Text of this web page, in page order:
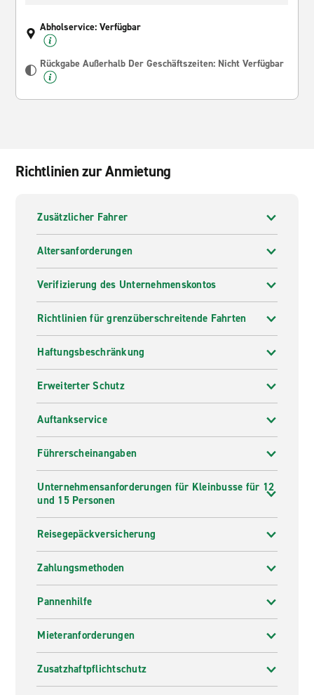
Abholservice: Verfügbar
Rückgabe Außerhalb Der Geschäftszeiten: Nicht Verfügbar
Richtlinien zur Anmietung
Zusätzlicher Fahrer
Altersanforderungen
Verifizierung des Unternehmenskontos
Richtlinien für grenzüberschreitende Fahrten
Haftungsbeschränkung
Erweiterter Schutz
Auftankservice
Führerscheinangaben
Unternehmensanforderungen für Kleinbusse für 12
und 15 Personen
Reisegepäckversicherung
Zahlungsmethoden
Pannenhilfe
Mieteranforderungen
Zusatzhaftpflichtschutz